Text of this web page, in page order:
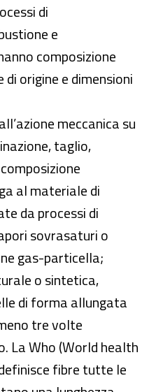
di
e
composizione
origine e dimensioni
meccanica su
taglio,
al materiale di
da processi di
sovrasaturi o
gas-particella;
o sintetica,
di forma allungata
tre volte
La Who (World health
fibre tutte le